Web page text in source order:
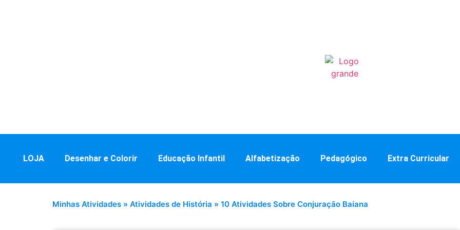
LOJA Desenhar e Colorir Educação Infantil Alfabetização Pedagógico Extra Curricular
Minhas Atividades » Atividades de História » 10 Atividades Sobre Conjuração Baiana